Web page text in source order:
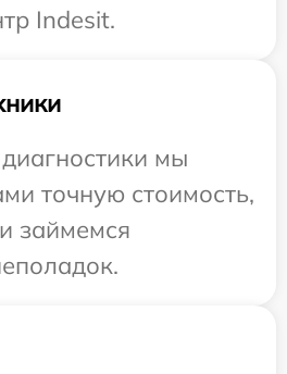
Indesit.
мы
точную стоимость,
займемся